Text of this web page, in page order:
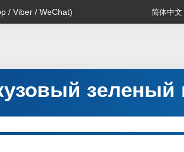
/ Viber / WeChat) 简体中文
зеленый